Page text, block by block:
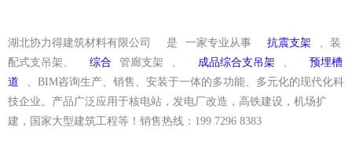
湖北协力得建筑材料有限公司 是 一家专业从事 抗震支架
、装
配式支吊架、
综合 管廊支架 、 成品综合支吊架 、
预埋槽
道
、BIM咨询生产、销售、安装于一体的多功能、多元化的现代化科
技企业。产品广泛应用于核电站，发电厂改造，高铁建设，机场扩
建，国家大型建筑工程等！销售热线：199 7296 8383